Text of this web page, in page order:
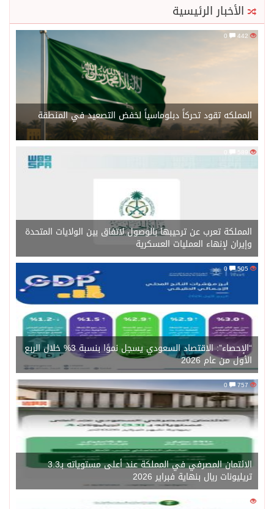
الأخبار الرئيسية
المملكه تقود تحركاً دبلوماسياً لخفض التصعيد في المنطقة
589
المملكة تعرب عن ترحيبها بالوصول لاتفاق بين الولايات المتحدة
وإيران لإنهاء العمليات العسكرية
505
“الإحصاء”: الاقتصاد السعودي يسجل نموًا بنسبة 3% خلال الربع
الأول من عام 2026
757
0
الائتمان المصرفي في المملكة عند أعلى مستوياته بـ3.3
تريليونات ريال بنهاية فبراير 2026
1471